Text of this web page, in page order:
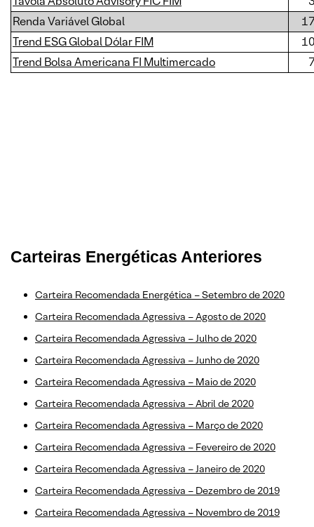
Renda Variável Global
Trend ESG Global Dólar FIM
Trend Bolsa Americana FI Multimercado
Carteiras Energéticas Anteriores
Carteira Recomendada Energética – Setembro de 2020
Carteira Recomendada Agressiva – Agosto de 2020
Carteira Recomendada Agressiva – Julho de 2020
Carteira Recomendada Agressiva – Junho de 2020
Carteira Recomendada Agressiva – Maio de 2020
Carteira Recomendada Agressiva – Abril de 2020
Carteira Recomendada Agressiva – Março de 2020
Carteira Recomendada Agressiva – Fevereiro de 2020
Carteira Recomendada Agressiva – Janeiro de 2020
Carteira Recomendada Agressiva – Dezembro de 2019
Carteira Recomendada Agressiva – Novembro de 2019